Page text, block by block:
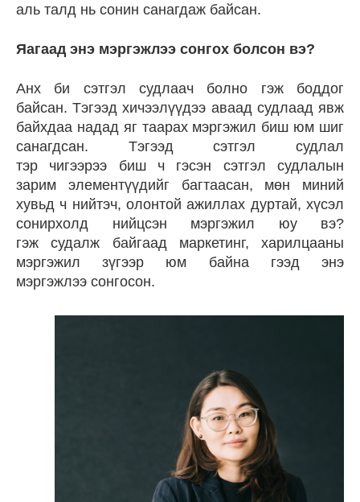
аль талд нь сонин санагдаж байсан.
Яагаад энэ мэргэжлээ сонгох болсон вэ?
Анх би сэтгэл судлаач болно гэж боддог
байсан. Тэгээд хичээлүүдээ аваад судлаад явж
байхдаа надад яг таарах мэргэжил биш юм шиг
санагдсан. Тэгээд сэтгэл судлал
тэр чигээрээ биш ч гэсэн сэтгэл судлалын
зарим элементүүдийг багтаасан, мөн миний
хувьд ч нийтэч, олонтой ажиллах дуртай, хүсэл
сонирхолд нийцсэн мэргэжил юу вэ?
гэж судалж байгаад маркетинг, харилцааны
мэргэжил зүгээр юм байна гээд энэ
мэргэжлээ сонгосон.